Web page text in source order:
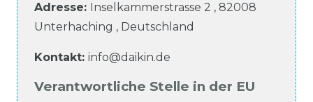
Adresse: Inselkammerstrasse 2 , 82008
Unterhaching , Deutschland
Kontakt: info@daikin.de
Verantwortliche Stelle in der EU